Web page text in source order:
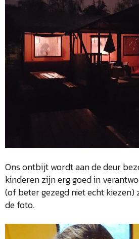
Ons ontbijt wordt aan de deur
kinderen zijn erg goed in
(of beter gezegd niet echt
de foto.